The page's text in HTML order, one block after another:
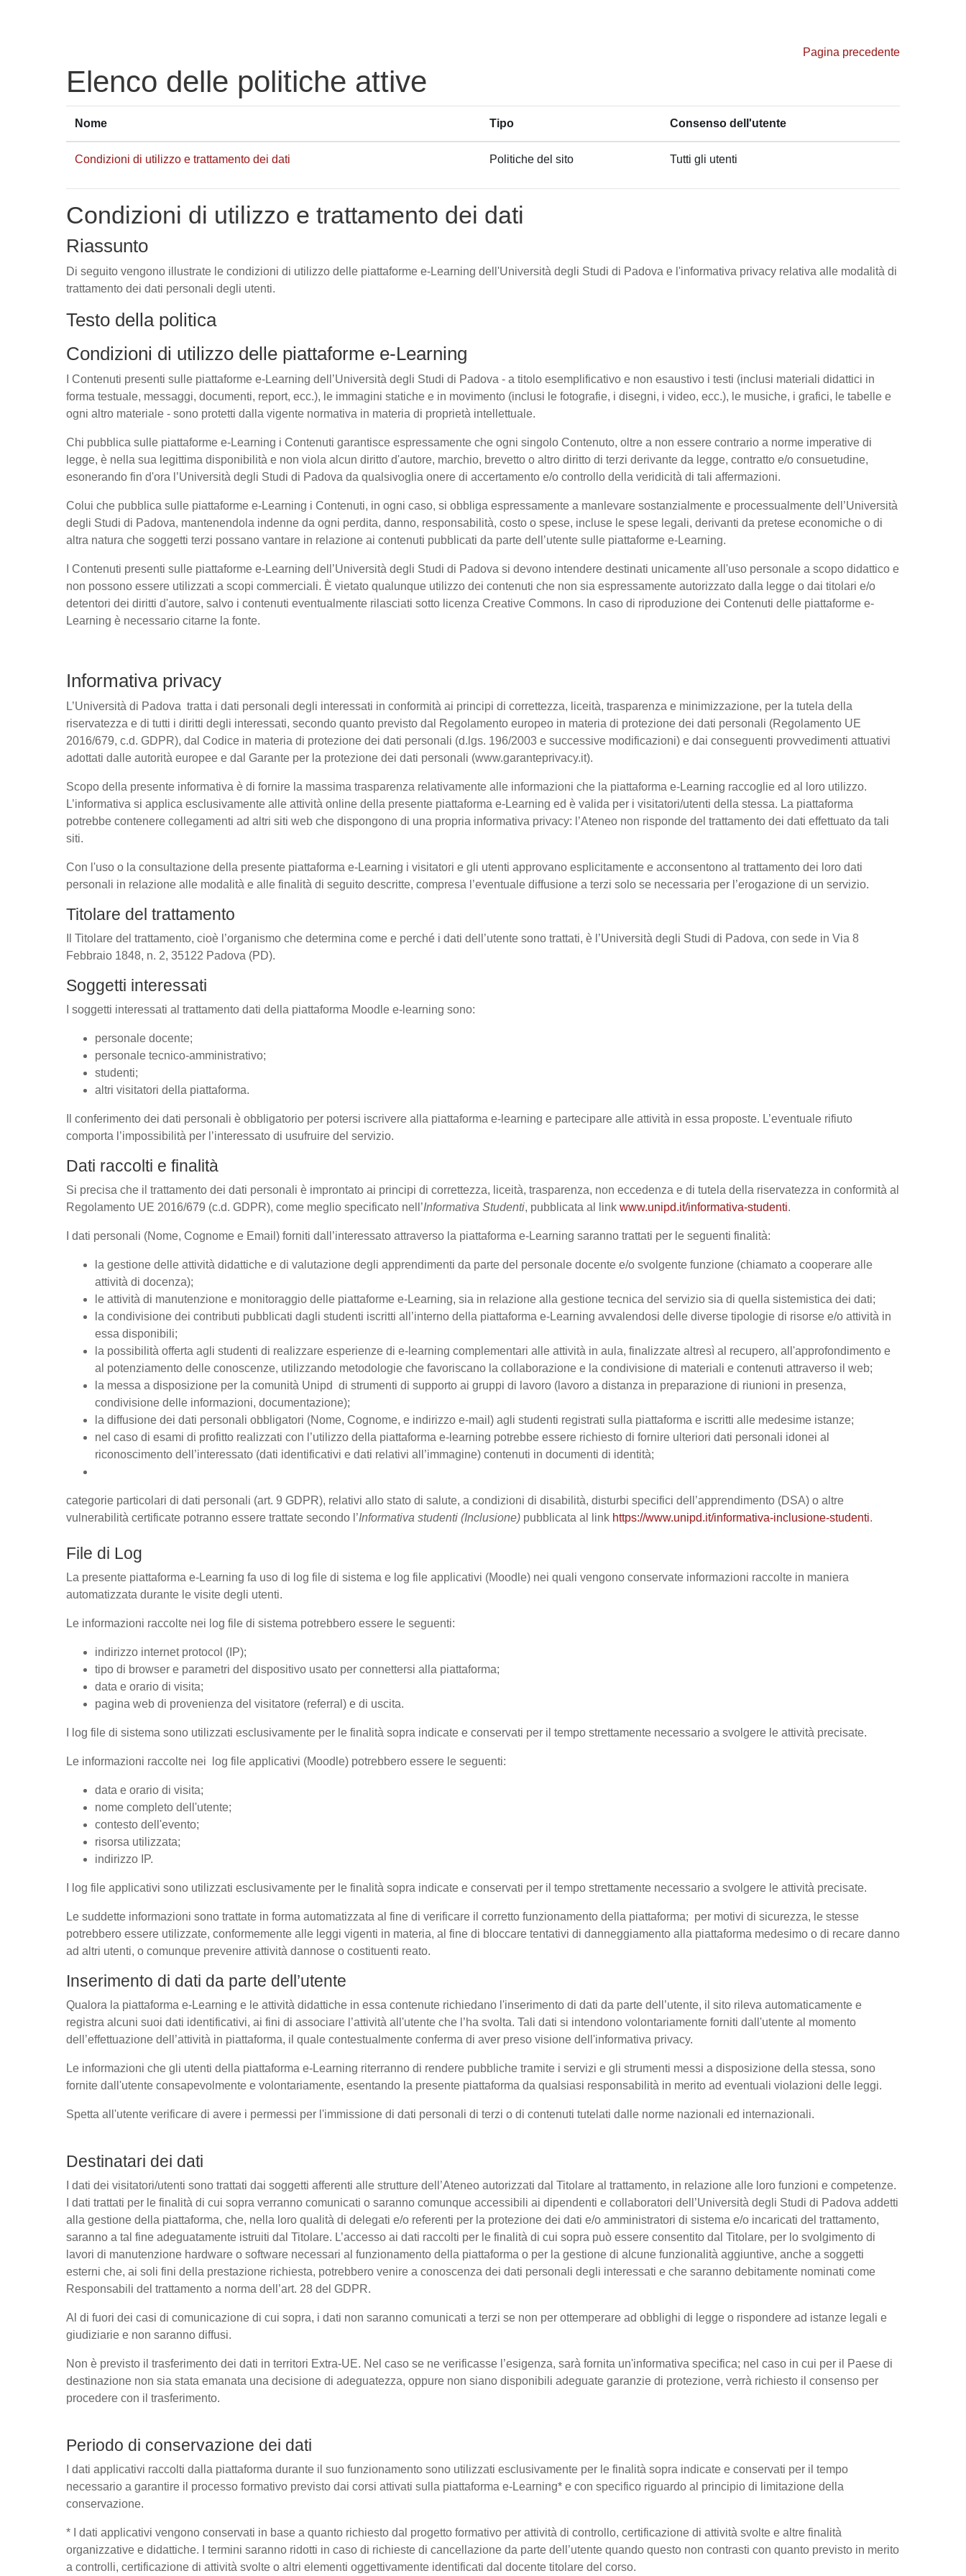
Pagina precedente
Elenco delle politiche attive
Nome Tipo Consenso dell'utente
Condizioni di utilizzo e trattamento dei dati Politiche del sito Tutti gli utenti
Condizioni di utilizzo e trattamento dei dati
Riassunto
Di seguito vengono illustrate le condizioni di utilizzo delle piattaforme e-Learning dell'Università degli Studi di Padova e l'informativa privacy relativa alle modalità di
trattamento dei dati personali degli utenti.
Testo della politica
Condizioni di utilizzo delle piattaforme e-Learning
I Contenuti presenti sulle piattaforme e-Learning dell’Università degli Studi di Padova - a titolo esemplificativo e non esaustivo i testi (inclusi materiali didattici in
forma testuale, messaggi, documenti, report, ecc.), le immagini statiche e in movimento (inclusi le fotografie, i disegni, i video, ecc.), le musiche, i grafici, le tabelle e
ogni altro materiale - sono protetti dalla vigente normativa in materia di proprietà intellettuale.
Chi pubblica sulle piattaforme e-Learning i Contenuti garantisce espressamente che ogni singolo Contenuto, oltre a non essere contrario a norme imperative di
legge, è nella sua legittima disponibilità e non viola alcun diritto d'autore, marchio, brevetto o altro diritto di terzi derivante da legge, contratto e/o consuetudine,
esonerando fin d'ora l’Università degli Studi di Padova da qualsivoglia onere di accertamento e/o controllo della veridicità di tali affermazioni.
Colui che pubblica sulle piattaforme e-Learning i Contenuti, in ogni caso, si obbliga espressamente a manlevare sostanzialmente e processualmente dell’Università
degli Studi di Padova, mantenendola indenne da ogni perdita, danno, responsabilità, costo o spese, incluse le spese legali, derivanti da pretese economiche o di
altra natura che soggetti terzi possano vantare in relazione ai contenuti pubblicati da parte dell’utente sulle piattaforme e-Learning.
I Contenuti presenti sulle piattaforme e-Learning dell’Università degli Studi di Padova si devono intendere destinati unicamente all'uso personale a scopo didattico e
non possono essere utilizzati a scopi commerciali. È vietato qualunque utilizzo dei contenuti che non sia espressamente autorizzato dalla legge o dai titolari e/o
detentori dei diritti d'autore, salvo i contenuti eventualmente rilasciati sotto licenza Creative Commons. In caso di riproduzione dei Contenuti delle piattaforme e-
Learning è necessario citarne la fonte.
Informativa privacy
L’Università di Padova tratta i dati personali degli interessati in conformità ai principi di correttezza, liceità, trasparenza e minimizzazione, per la tutela della
riservatezza e di tutti i diritti degli interessati, secondo quanto previsto dal Regolamento europeo in materia di protezione dei dati personali (Regolamento UE
2016/679, c.d. GDPR), dal Codice in materia di protezione dei dati personali (d.lgs. 196/2003 e successive modificazioni) e dai conseguenti provvedimenti attuativi
adottati dalle autorità europee e dal Garante per la protezione dei dati personali (www.garanteprivacy.it).
Scopo della presente informativa è di fornire la massima trasparenza relativamente alle informazioni che la piattaforma e-Learning raccoglie ed al loro utilizzo.
L’informativa si applica esclusivamente alle attività online della presente piattaforma e-Learning ed è valida per i visitatori/utenti della stessa. La piattaforma
potrebbe contenere collegamenti ad altri siti web che dispongono di una propria informativa privacy: l’Ateneo non risponde del trattamento dei dati effettuato da tali
siti.
Con l'uso o la consultazione della presente piattaforma e-Learning i visitatori e gli utenti approvano esplicitamente e acconsentono al trattamento dei loro dati
personali in relazione alle modalità e alle finalità di seguito descritte, compresa l’eventuale diffusione a terzi solo se necessaria per l’erogazione di un servizio.
Titolare del trattamento
Il Titolare del trattamento, cioè l’organismo che determina come e perché i dati dell’utente sono trattati, è l’Università degli Studi di Padova, con sede in Via 8
Febbraio 1848, n. 2, 35122 Padova (PD).
Soggetti interessati
I soggetti interessati al trattamento dati della piattaforma Moodle e-learning sono:
personale docente;
personale tecnico-amministrativo;
studenti;
altri visitatori della piattaforma.
Il conferimento dei dati personali è obbligatorio per potersi iscrivere alla piattaforma e-learning e partecipare alle attività in essa proposte. L’eventuale rifiuto
comporta l’impossibilità per l’interessato di usufruire del servizio.
Dati raccolti e finalità
Si precisa che il trattamento dei dati personali è improntato ai principi di correttezza, liceità, trasparenza, non eccedenza e di tutela della riservatezza in conformità al
Regolamento UE 2016/679 (c.d. GDPR), come meglio specificato nell’Informativa Studenti, pubblicata al link www.unipd.it/informativa-studenti.
I dati personali (Nome, Cognome e Email) forniti dall’interessato attraverso la piattaforma e-Learning saranno trattati per le seguenti finalità:
la gestione delle attività didattiche e di valutazione degli apprendimenti da parte del personale docente e/o svolgente funzione (chiamato a cooperare alle
attività di docenza);
le attività di manutenzione e monitoraggio delle piattaforme e-Learning, sia in relazione alla gestione tecnica del servizio sia di quella sistemistica dei dati;
la condivisione dei contributi pubblicati dagli studenti iscritti all’interno della piattaforma e-Learning avvalendosi delle diverse tipologie di risorse e/o attività in
essa disponibili;
la possibilità offerta agli studenti di realizzare esperienze di e-learning complementari alle attività in aula, finalizzate altresì al recupero, all'approfondimento e
al potenziamento delle conoscenze, utilizzando metodologie che favoriscano la collaborazione e la condivisione di materiali e contenuti attraverso il web;
la messa a disposizione per la comunità Unipd di strumenti di supporto ai gruppi di lavoro (lavoro a distanza in preparazione di riunioni in presenza,
condivisione delle informazioni, documentazione);
la diffusione dei dati personali obbligatori (Nome, Cognome, e indirizzo e-mail) agli studenti registrati sulla piattaforma e iscritti alle medesime istanze;
nel caso di esami di profitto realizzati con l’utilizzo della piattaforma e-learning potrebbe essere richiesto di fornire ulteriori dati personali idonei al
riconoscimento dell’interessato (dati identificativi e dati relativi all’immagine) contenuti in documenti di identità;
categorie particolari di dati personali (art. 9 GDPR), relativi allo stato di salute, a condizioni di disabilità, disturbi specifici dell’apprendimento (DSA) o altre
vulnerabilità certificate potranno essere trattate secondo l’Informativa studenti (Inclusione) pubblicata al link https://www.unipd.it/informativa-inclusione-studenti.
File di Log
La presente piattaforma e-Learning fa uso di log file di sistema e log file applicativi (Moodle) nei quali vengono conservate informazioni raccolte in maniera
automatizzata durante le visite degli utenti.
Le informazioni raccolte nei log file di sistema potrebbero essere le seguenti:
indirizzo internet protocol (IP);
tipo di browser e parametri del dispositivo usato per connettersi alla piattaforma;
data e orario di visita;
pagina web di provenienza del visitatore (referral) e di uscita.
I log file di sistema sono utilizzati esclusivamente per le finalità sopra indicate e conservati per il tempo strettamente necessario a svolgere le attività precisate.
Le informazioni raccolte nei log file applicativi (Moodle) potrebbero essere le seguenti:
data e orario di visita;
nome completo dell'utente;
contesto dell'evento;
risorsa utilizzata;
indirizzo IP.
I log file applicativi sono utilizzati esclusivamente per le finalità sopra indicate e conservati per il tempo strettamente necessario a svolgere le attività precisate.
Le suddette informazioni sono trattate in forma automatizzata al fine di verificare il corretto funzionamento della piattaforma; per motivi di sicurezza, le stesse
potrebbero essere utilizzate, conformemente alle leggi vigenti in materia, al fine di bloccare tentativi di danneggiamento alla piattaforma medesimo o di recare danno
ad altri utenti, o comunque prevenire attività dannose o costituenti reato.
Inserimento di dati da parte dell’utente
Qualora la piattaforma e-Learning e le attività didattiche in essa contenute richiedano l'inserimento di dati da parte dell’utente, il sito rileva automaticamente e
registra alcuni suoi dati identificativi, ai fini di associare l’attività all'utente che l’ha svolta. Tali dati si intendono volontariamente forniti dall'utente al momento
dell’effettuazione dell’attività in piattaforma, il quale contestualmente conferma di aver preso visione dell'informativa privacy.
Le informazioni che gli utenti della piattaforma e-Learning riterranno di rendere pubbliche tramite i servizi e gli strumenti messi a disposizione della stessa, sono
fornite dall'utente consapevolmente e volontariamente, esentando la presente piattaforma da qualsiasi responsabilità in merito ad eventuali violazioni delle leggi.
Spetta all'utente verificare di avere i permessi per l'immissione di dati personali di terzi o di contenuti tutelati dalle norme nazionali ed internazionali.
Destinatari dei dati
I dati dei visitatori/utenti sono trattati dai soggetti afferenti alle strutture dell’Ateneo autorizzati dal Titolare al trattamento, in relazione alle loro funzioni e competenze.
I dati trattati per le finalità di cui sopra verranno comunicati o saranno comunque accessibili ai dipendenti e collaboratori dell’Università degli Studi di Padova addetti
alla gestione della piattaforma, che, nella loro qualità di delegati e/o referenti per la protezione dei dati e/o amministratori di sistema e/o incaricati del trattamento,
saranno a tal fine adeguatamente istruiti dal Titolare. L’accesso ai dati raccolti per le finalità di cui sopra può essere consentito dal Titolare, per lo svolgimento di
lavori di manutenzione hardware o software necessari al funzionamento della piattaforma o per la gestione di alcune funzionalità aggiuntive, anche a soggetti
esterni che, ai soli fini della prestazione richiesta, potrebbero venire a conoscenza dei dati personali degli interessati e che saranno debitamente nominati come
Responsabili del trattamento a norma dell’art. 28 del GDPR.
Al di fuori dei casi di comunicazione di cui sopra, i dati non saranno comunicati a terzi se non per ottemperare ad obblighi di legge o rispondere ad istanze legali e
giudiziarie e non saranno diffusi.
Non è previsto il trasferimento dei dati in territori Extra-UE. Nel caso se ne verificasse l’esigenza, sarà fornita un'informativa specifica; nel caso in cui per il Paese di
destinazione non sia stata emanata una decisione di adeguatezza, oppure non siano disponibili adeguate garanzie di protezione, verrà richiesto il consenso per
procedere con il trasferimento.
Periodo di conservazione dei dati
I dati applicativi raccolti dalla piattaforma durante il suo funzionamento sono utilizzati esclusivamente per le finalità sopra indicate e conservati per il tempo
necessario a garantire il processo formativo previsto dai corsi attivati sulla piattaforma e-Learning* e con specifico riguardo al principio di limitazione della
conservazione.
* I dati applicativi vengono conservati in base a quanto richiesto dal progetto formativo per attività di controllo, certificazione di attività svolte e altre finalità
organizzative e didattiche. I termini saranno ridotti in caso di richieste di cancellazione da parte dell’utente quando questo non contrasti con quanto previsto in merito
a controlli, certificazione di attività svolte o altri elementi oggettivamente identificati dal docente titolare del corso.